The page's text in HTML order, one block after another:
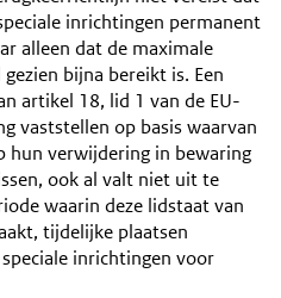
inrichtingen permanent
alleen dat de maximale
bijna bereikt is. Een
artikel 18, lid 1 van de EU-
vaststellen op basis waarvan
hun verwijdering in bewaring
ook al valt niet uit te
waarin deze lidstaat van
tijdelijke plaatsen
inrichtingen voor